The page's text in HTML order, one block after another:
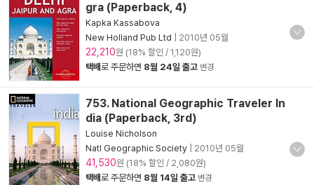
gra (Paperback, 4)
Kapka Kassabova
New Holland Pub Ltd
2010년 05월
22,210원 (18% 할인 / 1,120원)
택배로 주문하면 8월 24일 출고 변경
753. National Geographic Traveler In
dia (Paperback, 3rd)
Louise Nicholson
Natl Geographic Society
2010년 05월
41,530원 (18% 할인 / 2,080원)
택배로 주문하면 8월 14일 출고 변경